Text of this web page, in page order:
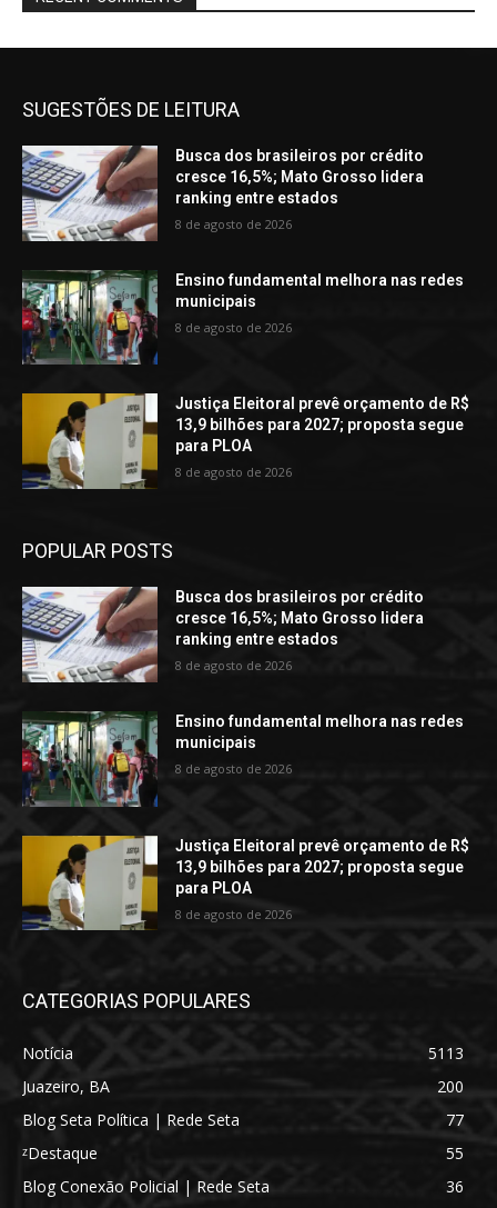
SUGESTÕES DE LEITURA
Busca dos brasileiros por crédito
cresce 16,5%; Mato Grosso lidera
ranking entre estados
8 de agosto de 2026
Ensino fundamental melhora nas redes
municipais
8 de agosto de 2026
Justiça Eleitoral prevê orçamento de R$
13,9 bilhões para 2027; proposta segue
para PLOA
8 de agosto de 2026
POPULAR POSTS
Busca dos brasileiros por crédito
cresce 16,5%; Mato Grosso lidera
ranking entre estados
8 de agosto de 2026
Ensino fundamental melhora nas redes
municipais
8 de agosto de 2026
Justiça Eleitoral prevê orçamento de R$
13,9 bilhões para 2027; proposta segue
para PLOA
8 de agosto de 2026
CATEGORIAS POPULARES
Notícia
5113
Juazeiro, BA
200
Blog Seta Política | Rede Seta
77
ᶻDestaque
55
Blog Conexão Policial | Rede Seta
36